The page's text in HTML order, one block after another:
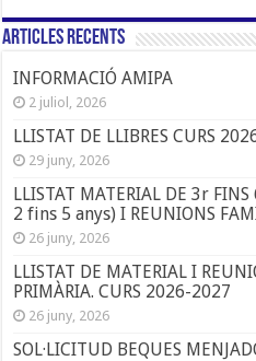
Articles Recents
INFORMACIÓ AMIPA
2 juliol, 2026
LLISTAT DE LLIBRES CURS
29 juny, 2026
LLISTAT MATERIAL DE 3r
2 fins 5 anys) I REUNIONS
26 juny, 2026
LLISTAT DE MATERIAL I
PRIMÀRIA. CURS 2026-2027
26 juny, 2026
SOL·LICITUD BEQUES